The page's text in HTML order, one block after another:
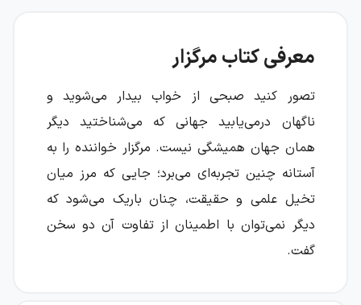
معرفی کتاب مرگزار
تصور کنید صبحی از خواب بیدار می‌شوید و
ناگهان درمی‌یابید جهانی که می‌شناختید دیگر
همان جهان همیشگی نیست. مرگزار خواننده را به
آستانه چنین تجربه‌ای می‌برد؛ جایی که مرز میان
تخیل علمی و حقیقت، چنان باریک می‌شود که
دیگر نمی‌توان با اطمینان از تفاوت آن دو سخن
گفت.